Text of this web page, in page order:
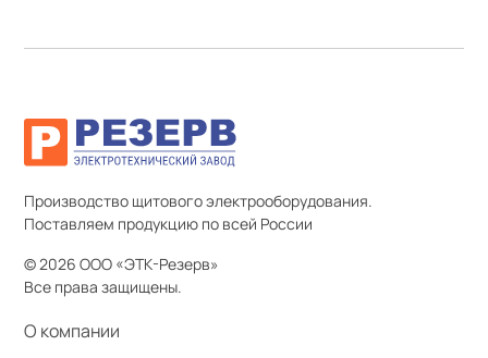
Производство щитового электрооборудования.
Поставляем продукцию по всей России
© 2026 ООО «ЭТК-Резерв»
Все права защищены.
О компании